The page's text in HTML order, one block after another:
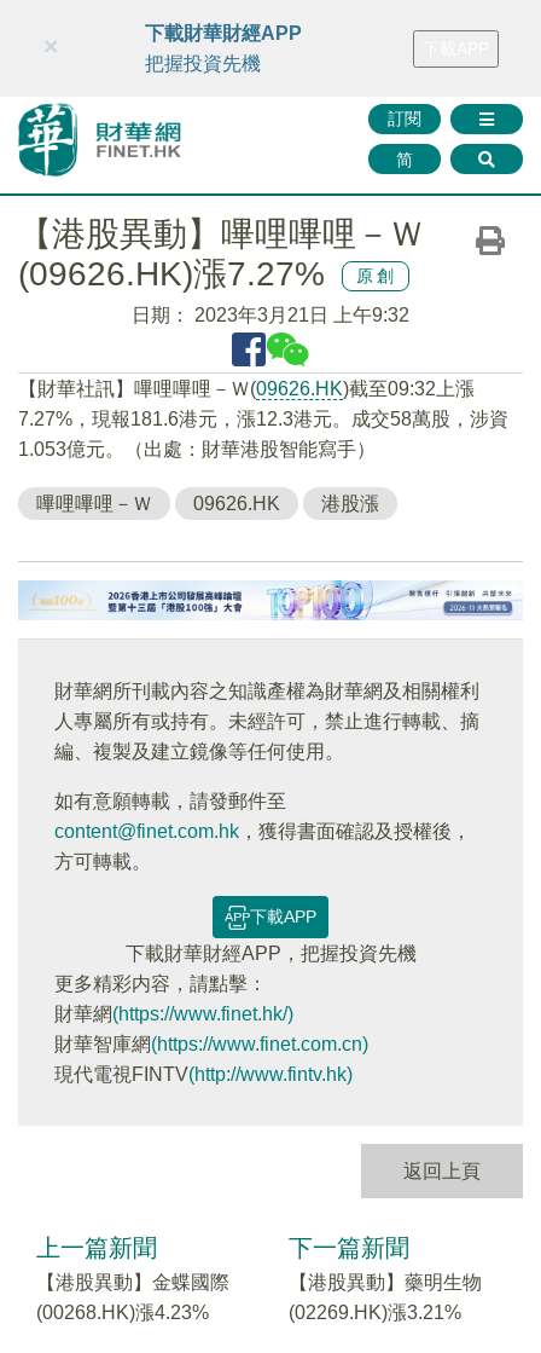
財華智庫網 FINTV FINMETA 財華證券 媒體矩陣
訂閱
简
×
下載財華財經APP
把握投資先機
【港股異動】嗶哩嗶哩－Ｗ
(09626.HK)漲7.27%
原創
日期： 2023年3月21日 上午9:32
【財華社訊】嗶哩嗶哩－Ｗ(09626.HK)截至09:32上漲
7.27%，現報181.6港元，漲12.3港元。成交58萬股，涉資
1.053億元。（出處：財華港股智能寫手）
嗶哩嗶哩－Ｗ 09626.HK 港股漲
財華網所刊載內容之知識產權為財華網及相關權利
人專屬所有或持有。未經許可，禁止進行轉載、摘
編、複製及建立鏡像等任何使用。
如有意願轉載，請發郵件至
content@finet.com.hk ，獲得書面確認及授權後，
方可轉載。
下載APP
下載財華財經APP，把握投資先機
更多精彩内容，請點擊：
財華網(https://www.finet.hk/)
財華智庫網(https://www.finet.com.cn)
現代電視FINTV(http://www.fintv.hk)
返回上頁
上一篇新聞
【港股異動】金蝶國際
(00268.HK)漲4.23%
下一篇新聞
【港股異動】藥明生物
(02269.HK)漲3.21%